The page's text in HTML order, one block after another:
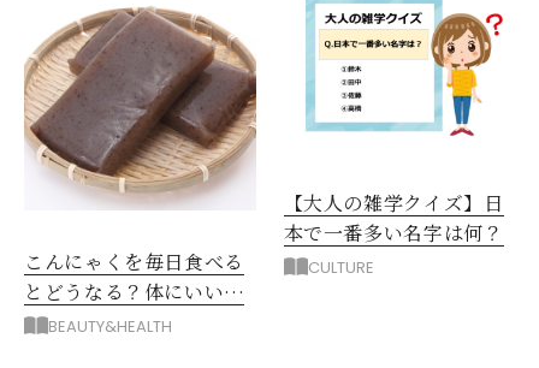
こんにゃくを毎日食べる
とどうなる？体にいいは
ずが不調になる理由
BEAUTY&HEALTH
【大人の雑学クイズ】日
本で一番多い名字は何？
CULTURE